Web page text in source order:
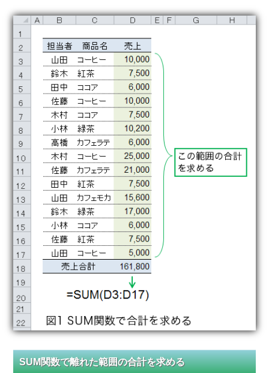
SUM関数で離れた範囲の合計を求める